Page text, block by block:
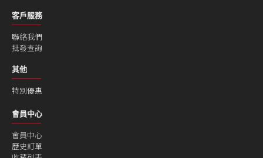
客戶服務
聯絡我們
批發查詢
其他
特別優惠
會員中心
會員中心
歷史訂單